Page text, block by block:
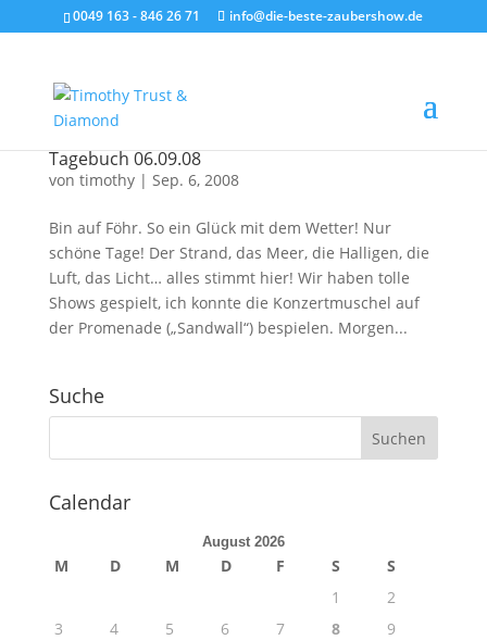
0049 163 - 846 26 71 info@die-beste-zaubershow.de
Tagebuch 06.09.08
von timothy| Sep. 6, 2008
Bin auf Föhr. So ein Glück mit dem Wetter! Nur
schöne Tage! Der Strand, das Meer, die Halligen, die
Luft, das Licht… alles stimmt hier! Wir haben tolle
Shows gespielt, ich konnte die Konzertmuschel auf
der Promenade („Sandwall“) bespielen. Morgen...
Suche
Calendar
August 2026
M D M D F S
S
1
2
3
4 5 6 7 8
9